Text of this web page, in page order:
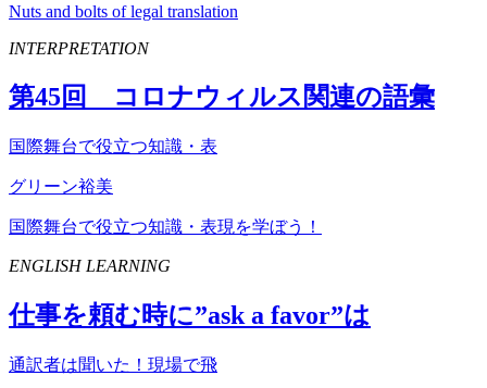
Nuts and bolts of legal translation
INTERPRETATION
第45回 コロナウィルス関連の語彙
国際舞台で役立つ知識・表
グリーン裕美
国際舞台で役立つ知識・表現を学ぼう！
ENGLISH LEARNING
仕事を頼む時に”ask a favor”は
通訳者は聞いた！現場で飛